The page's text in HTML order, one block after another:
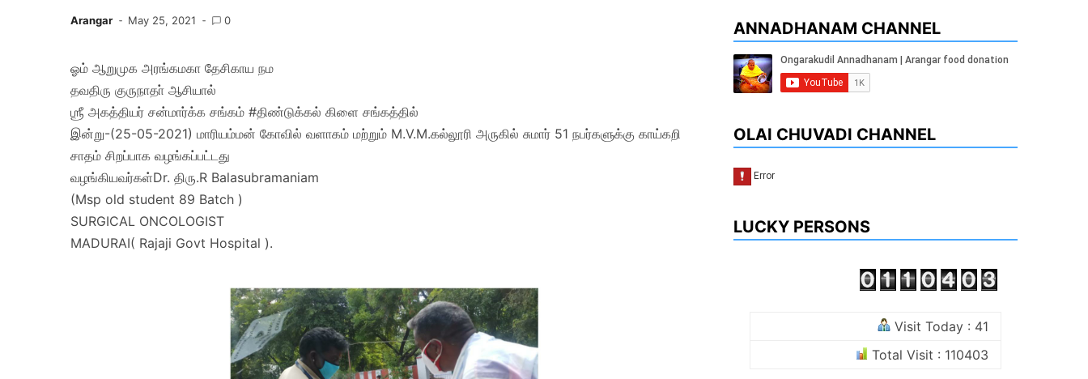
Arangar May 25, 2021 0
ஓம் ஆறுமுக அரங்கமகா தேசிகாய நம
தவதிரு குருநாதா் ஆசியால்
ஶ்ரீ அகத்தியர் சன்மார்க்க சங்கம் #திண்டுக்கல் கிளை சங்கத்தில்
இன்று-(25-05-2021) மாரியம்மன் கோவில் வளாகம் மற்றும் M.V.M.கல்லூரி அருகில் சுமார் 51 நபர்களுக்கு காய்கறி
சாதம் சிறப்பாக வழங்கப்பட்டது
வழங்கியவர்கள்Dr. திரு.R Balasubramaniam
(Msp old student 89 Batch )
SURGICAL ONCOLOGIST
MADURAI( Rajaji Govt Hospital ).
ANNADHANAM CHANNEL
OLAI CHUVADI CHANNEL
LUCKY PERSONS
Visit Today : 41
Total Visit : 110403